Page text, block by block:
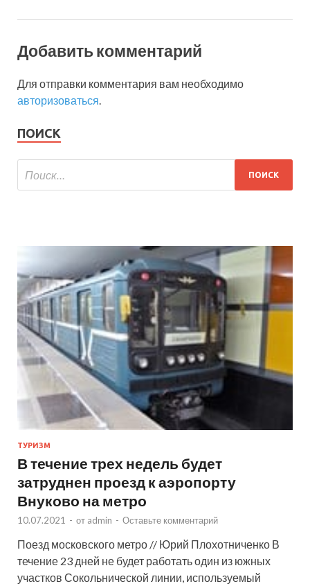
Добавить комментарий
Для отправки комментария вам необходимо
авторизоваться.
ПОИСК
ТУРИЗМ
В течение трех недель будет
затруднен проезд к аэропорту
Внуково на метро
10.07.2021 - от admin - Оставьте комментарий
Поезд московского метро // Юрий Плохотниченко В
течение 23 дней не будет работать один из южных
участков Сокольнической линии, используемый